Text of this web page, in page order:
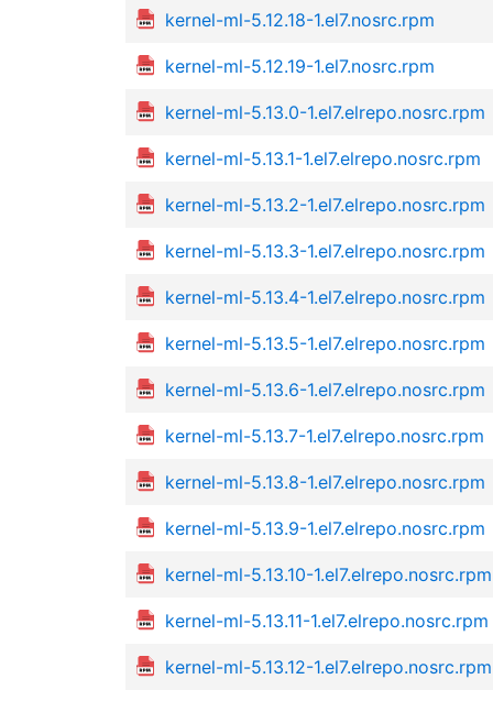
kernel-ml-5.12.18-1.el7.nosrc.rpm
kernel-ml-5.12.19-1.el7.nosrc.rpm
kernel-ml-5.13.0-1.el7.elrepo.nosrc.rpm
kernel-ml-5.13.1-1.el7.elrepo.nosrc.rpm
kernel-ml-5.13.2-1.el7.elrepo.nosrc.rpm
kernel-ml-5.13.3-1.el7.elrepo.nosrc.rpm
kernel-ml-5.13.4-1.el7.elrepo.nosrc.rpm
kernel-ml-5.13.5-1.el7.elrepo.nosrc.rpm
kernel-ml-5.13.6-1.el7.elrepo.nosrc.rpm
kernel-ml-5.13.7-1.el7.elrepo.nosrc.rpm
kernel-ml-5.13.8-1.el7.elrepo.nosrc.rpm
kernel-ml-5.13.9-1.el7.elrepo.nosrc.rpm
kernel-ml-5.13.10-1.el7.elrepo.nosrc.rpm
kernel-ml-5.13.11-1.el7.elrepo.nosrc.rpm
kernel-ml-5.13.12-1.el7.elrepo.nosrc.rpm